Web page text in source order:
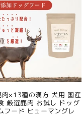
肉×13種の漢方 犬用 国産
厳選鹿肉 お試し ドッグ
フード ヒューマングレ